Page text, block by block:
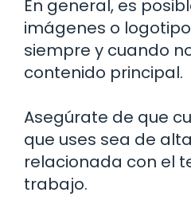
En general, es
imágenes o
siempre y cuando
contenido principal.
Asegúrate de que
que uses sea de
relacionada con el
trabajo.